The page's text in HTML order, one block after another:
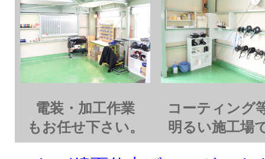
電装・加工作業
もお任せ下さい。
コーティング
明るい施工場